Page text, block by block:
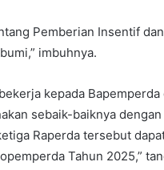
Pemberian Insentif
imbuhnya.
kepada
sebaik-baiknya
Raperda tersebut
Tahun 2025,”